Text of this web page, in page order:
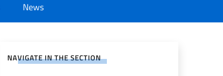
News
NAVIGATE IN THE SECTION